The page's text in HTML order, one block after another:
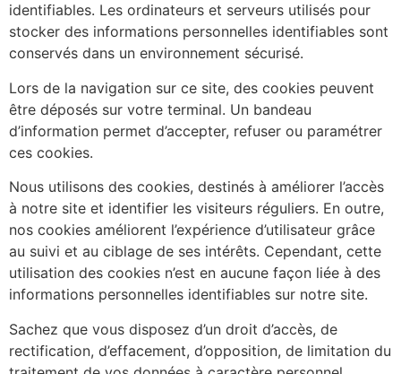
identifiables. Les ordinateurs et serveurs utilisés pour
stocker des informations personnelles identifiables sont
conservés dans un environnement sécurisé.
Lors de la navigation sur ce site, des cookies peuvent
être déposés sur votre terminal. Un bandeau
d’information permet d’accepter, refuser ou paramétrer
ces cookies.
Nous utilisons des cookies, destinés à améliorer l’accès
à notre site et identifier les visiteurs réguliers. En outre,
nos cookies améliorent l’expérience d’utilisateur grâce
au suivi et au ciblage de ses intérêts. Cependant, cette
utilisation des cookies n’est en aucune façon liée à des
informations personnelles identifiables sur notre site.
Sachez que vous disposez d’un droit d’accès, de
rectification, d’effacement, d’opposition, de limitation du